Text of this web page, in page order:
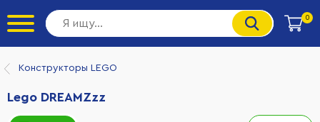
0
Конструкторы LEGO
Lego DREAMZzz